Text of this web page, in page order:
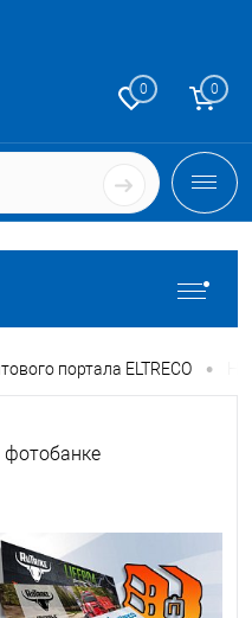
0 0
портала ELTRECO •